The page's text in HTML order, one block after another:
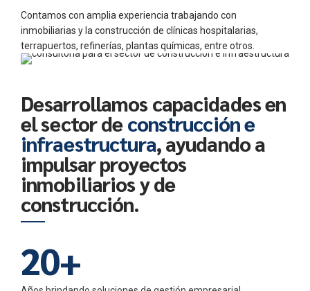
Contamos con amplia experiencia trabajando con
inmobiliarias y la construcción de clínicas hospitalarias,
terrapuertos, refinerías, plantas químicas, entre otros.
Desarrollamos capacidades en
el sector deconstrucción e
infraestructura, ayudando a
impulsar proyectos
inmobiliarios y de
construcción.
0
1
2
4
6
7
8
9
0+
0
0
1
2
3
4
2
3
4
5
6
7
8
9
0
1
2
1
3
4
5
6
7
1
3
4
5
6
7